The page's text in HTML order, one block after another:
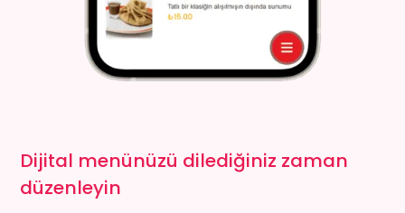
Dijital menünüzü dilediğiniz zaman
düzenleyin